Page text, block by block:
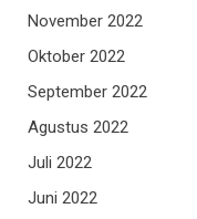
November 2022
Oktober 2022
September 2022
Agustus 2022
Juli 2022
Juni 2022